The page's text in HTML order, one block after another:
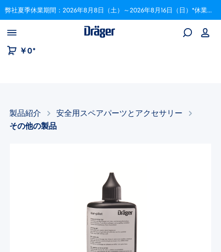
to B2B platform navigation 弊社夏季休業期間：2026年8月8日（土）～2026年8月16日（日）*休業期間中にいただいたご注文は、8月17日以降順次対応いたします。
￥0*
製品紹介
安全用スペアパーツとアクセサリー​
その他の製品